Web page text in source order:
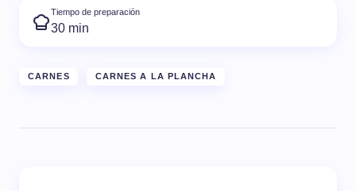
Tiempo de preparación
30 min
CARNES CARNES A LA PLANCHA